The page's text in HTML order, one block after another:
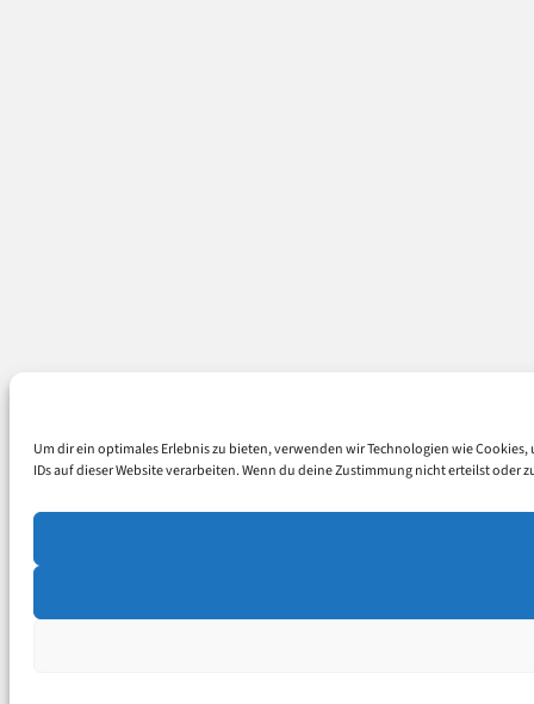
Um dir ein optimales Erlebnis zu bieten, verwenden wir Technologien wie
IDs auf dieser Website verarbeiten. Wenn du deine Zustimmung nicht erteilst